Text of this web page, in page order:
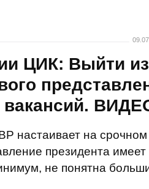
ЦИК: Выйти
настаивает на
президента
не понятна